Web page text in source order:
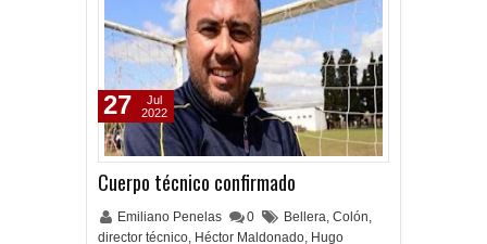
Cuerpo técnico confirmado
Emiliano Penelas 0 Bellera, Colón,
director técnico, Héctor Maldonado, Hugo
27
Jul
2022